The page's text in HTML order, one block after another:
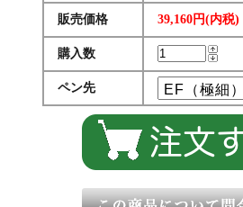
販売価格 39,160円(内税)
購入数
ペン先